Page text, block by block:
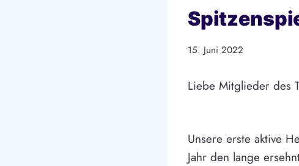
15. Juni 2022
Liebe Mitglieder des
Unsere erste aktive
Jahr den lange